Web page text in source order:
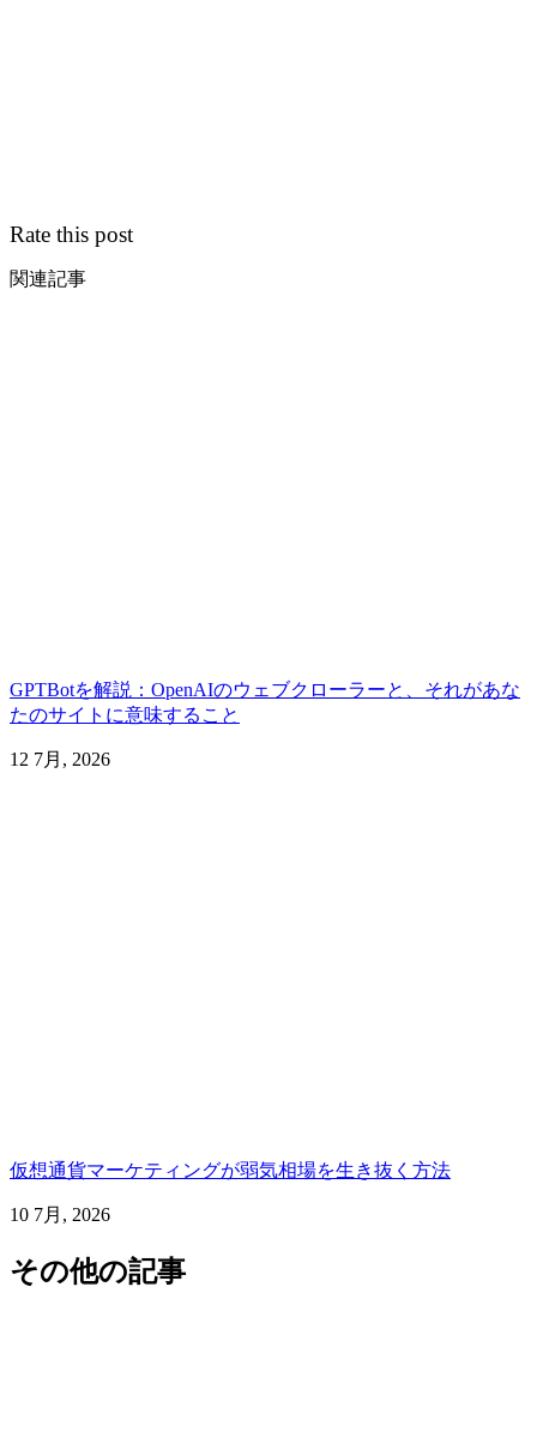
Rate this post
関連記事
GPTBotを解説：OpenAIのウェブクローラーと、それがあな
たのサイトに意味すること
12 7月, 2026
仮想通貨マーケティングが弱気相場を生き抜く方法
10 7月, 2026
その他の記事